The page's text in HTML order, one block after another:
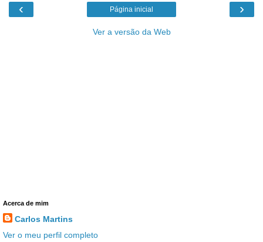
‹ ›
Página inicial
Ver a versão da Web
Acerca de mim
Carlos Martins
Ver o meu perfil completo